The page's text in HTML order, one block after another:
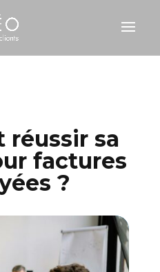
réussir sa
factures
?